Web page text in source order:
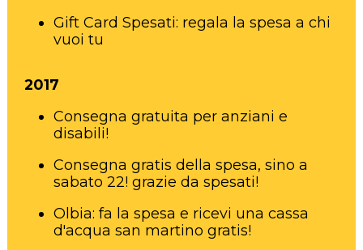
Gift Card Spesati: regala la spesa a chi
vuoi tu
2017
Consegna gratuita per anziani e
disabili!
Consegna gratis della spesa, sino a
sabato 22! grazie da spesati!
Olbia: fa la spesa e ricevi una cassa
d'acqua san martino gratis!